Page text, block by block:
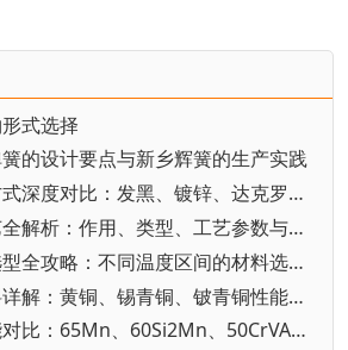
式选择
的设计要点与新乡辉簧的生产实践
▪ 弹簧表面处理方式深度对比：发黑、镀锌、达克罗、电泳性能与选型
▪ 弹簧热处理工艺全解析：作用、类型、工艺参数与质量要求
▪ 高温弹簧材料选型全攻略：不同温度区间的材料选择与性能边界
▪ 铜合金弹簧材料详解：黄铜、锡青铜、铍青铜性能与应用
▪ 合金弹簧钢性能对比：65Mn、60Si2Mn、50CrVA选型指南